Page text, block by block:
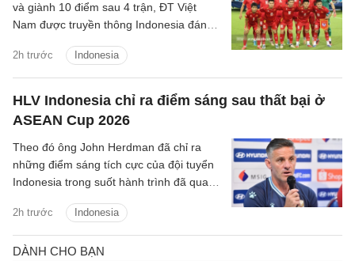
2h trước Indonesia
và giành 10 điểm sau 4 trận, ĐT Việt
Nam được truyền thông Indonesia đánh
địch.
HLV Indonesia chỉ ra điểm sáng sau thất bại ở
ASEAN Cup 2026
2h trước Indonesia
Theo đó ông John Herdman đã chỉ ra
những điểm sáng tích cực của đội tuyển
Indonesia trong suốt hành trình đã qua